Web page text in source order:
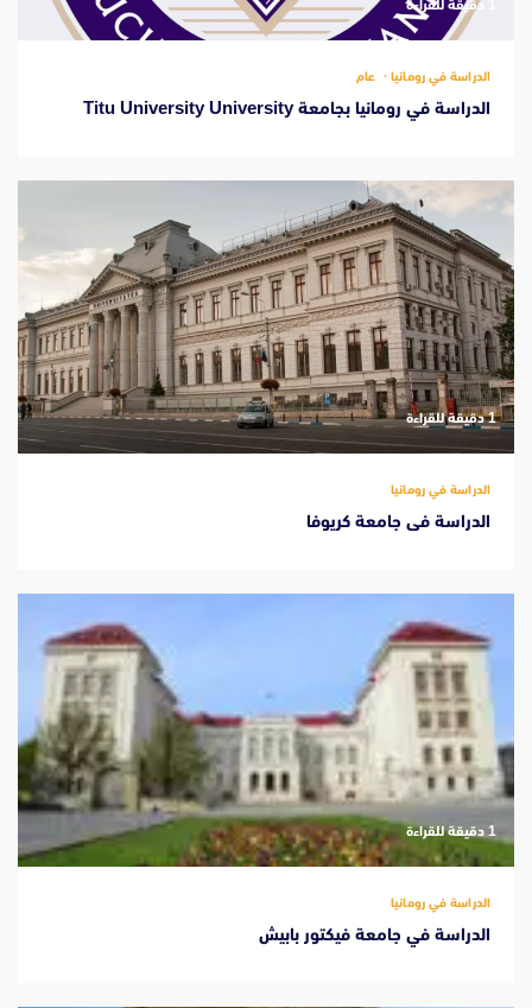
الدراسة في رومانيا عام
الدراسة في رومانيا بجامعة Titu University University
‫1 دقيقة للقراءة
الدراسة في رومانيا
الدراسة فى جامعة كريوفا
‫1 دقيقة للقراءة
الدراسة في رومانيا
الدراسة في جامعة فيكتور بابيش